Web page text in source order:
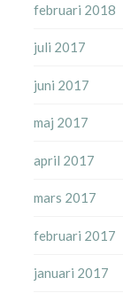
februari 2018
juli 2017
juni 2017
maj 2017
april 2017
mars 2017
februari 2017
januari 2017